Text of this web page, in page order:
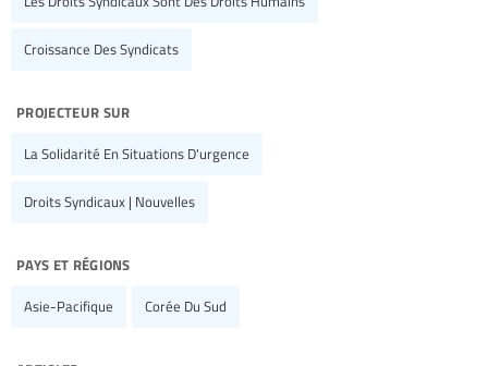
Croissance Des Syndicats
projecteur sur
La Solidarité En Situations D'urgence
Droits Syndicaux | Nouvelles
pays et régions
Asie-Pacifique Corée Du Sud